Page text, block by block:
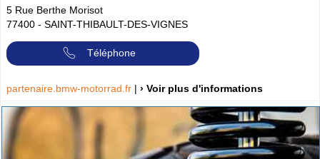
5 Rue Berthe Morisot
77400 - SAINT-THIBAULT-DES-VIGNES
Téléphone
partenaire.bmw-motorrad.fr | › Voir plus d'informations